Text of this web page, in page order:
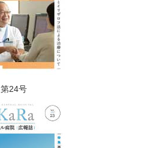
第24号